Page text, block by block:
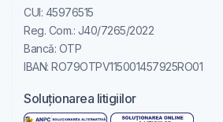
CUI: 45976515
Reg. Com.: J40/7265/2022
Bancă: OTP
IBAN: RO79OTPV115001457925RO01
Soluționarea litigiilor